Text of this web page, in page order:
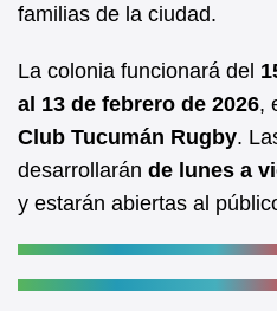
familias de la ciudad.
La colonia funcionará del
al 13 de febrero de 2026,
Club Tucumán Rugby.
desarrollarán de lunes a
y estarán abiertas al